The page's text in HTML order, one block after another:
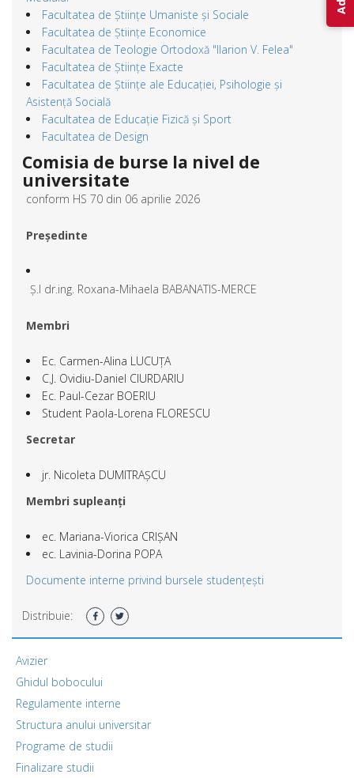
Facultatea de Științe Umaniste și Sociale
Facultatea de Științe Economice
Facultatea de Teologie Ortodoxă "Ilarion V. Felea"
Facultatea de Științe Exacte
Facultatea de Științe ale Educației, Psihologie și
Asistență Socială
Facultatea de Educație Fizică și Sport
Facultatea de Design
Comisia de burse la nivel de
universitate
conform HS 70 din 06 aprilie 2026
Președinte
Ș.l dr.ing. Roxana-Mihaela BABANATIS-MERCE
Membri
Ec. Carmen-Alina LUCUȚA
C.J. Ovidiu-Daniel CIURDARIU
Ec. Paul-Cezar BOERIU
Student Paola-Lorena FLORESCU
Secretar
jr. Nicoleta DUMITRAȘCU
Membri supleanți
ec. Mariana-Viorica CRIȘAN
ec. Lavinia-Dorina POPA
Documente interne privind bursele studențești
Distribuie:
Avizier
Ghidul bobocului
Regulamente interne
Structura anului universitar
Programe de studii
Finalizare studii